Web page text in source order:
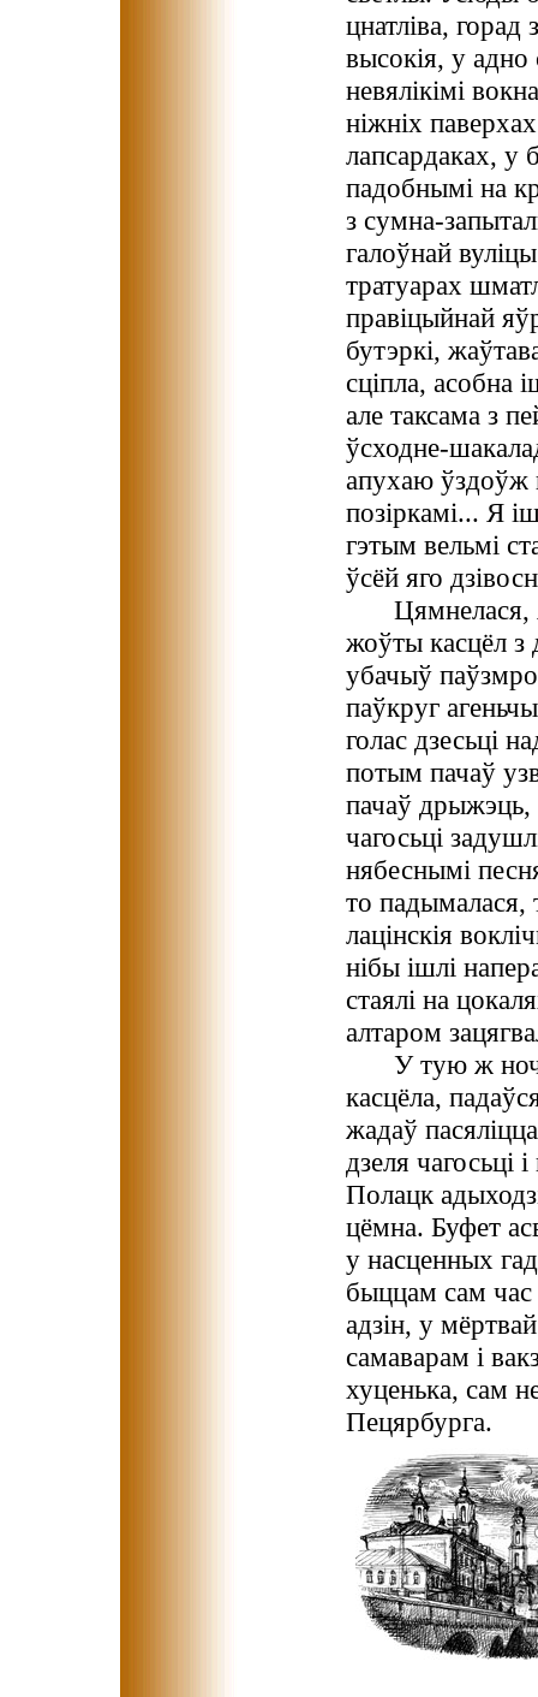
цнатліва,
высокія, у адно
невялікімі
ніжніх
лапсардаках, у
падобнымі на
з сумна-
галоўнай
тратуарах
правіцыйнай
бутэркі,
сціпла, асобна
але таксама з
ўсходне-
апухаю ўздоўж
позіркамі... Я
гэтым вельмі
ўсёй яго
Цямнелася,
жоўты касцёл з
убачыў
паўкруг
голас дзесьці
потым пачаў
пачаў дрыжэць,
чагосьці
нябеснымі
то падымалася,
лацінскія
нібы ішлі
стаялі на
алтаром
У тую ж
касцёла,
жадаў
дзеля чагосьці
Полацк
цёмна. Буфет
у насценных
быццам сам час
адзін, у
самаварам і
хуценька, сам
Пецярбурга.